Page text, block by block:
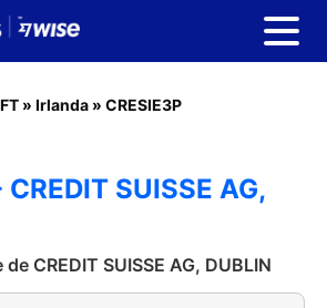
» Irlanda » CRESIE3P
SUISSE AG,
CREDIT SUISSE AG, DUBLIN